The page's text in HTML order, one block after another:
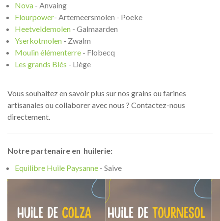
Nova - Anvaing
Flourpower- Artemeersmolen - Poeke
Heetveldemolen - Galmaarden
Yserkotmolen - Zwalm
Moulin élémenterre - Flobecq
Les grands Blés - Liège
Vous souhaitez en savoir plus sur nos grains ou farines
artisanales ou collaborer avec nous ? Contactez-nous
directement.
Notre partenaire en huilerie:
Equilibre Huile Paysanne - Saive